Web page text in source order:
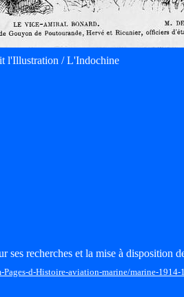
l'Illustration / L'Indochine
ses recherches et la mise à disposition
d-Histoire-aviation-marine/marine-